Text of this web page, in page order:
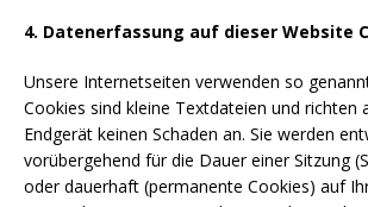
4. Datenerfassung auf dieser Website
Unsere Internetseiten verwenden so
Cookies sind kleine Textdateien und richten
Endgerät keinen Schaden an. Sie werden
vorübergehend für die Dauer einer Sitzung
oder dauerhaft (permanente Cookies) auf